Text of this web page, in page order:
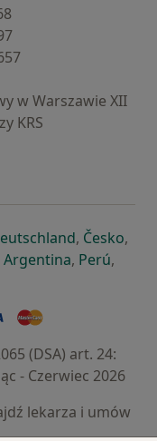
w Warszawie XII
KRS
karcie
w nowej karcie
się w nowej
otwiera się
, Česko,
karcie
w nowej karcie
się w nowej
Argentinaotwiera się
, Perú,
(DSA) art. 24:
- Czerwiec 2026
lekarza i umów